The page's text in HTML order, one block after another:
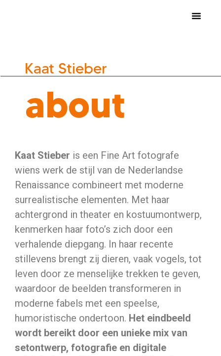
Kaat Stieber
about
Kaat Stieber is een Fine Art fotografe
wiens werk de stijl van de Nederlandse
Renaissance combineert met moderne
surrealistische elementen. Met haar
achtergrond in theater en kostuumontwerp,
kenmerken haar foto’s zich door een
verhalende diepgang. In haar recente
stillevens brengt zij dieren, vaak vogels, tot
leven door ze menselijke trekken te geven,
waardoor de beelden transformeren in
moderne fabels met een speelse,
humoristische ondertoon. Het eindbeeld
wordt bereikt door een unieke mix van
setontwerp, fotografie en digitale